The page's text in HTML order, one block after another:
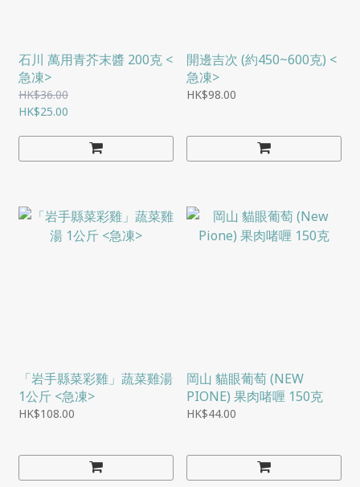
石川 萬用青芥末醬 200克 <
急凍>
HK$36.00
HK$25.00
開邊吉次 (約450~600克) <
急凍>
HK$98.00
「岩手縣菜彩雞」蔬菜雞湯
1公斤 <急凍>
HK$108.00
岡山 貓眼葡萄 (NEW
PIONE) 果肉啫喱 150克
HK$44.00